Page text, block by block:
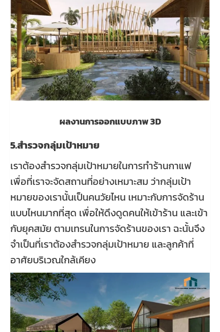
ผลงานการออกแบบภาพ 3D
5.สำรวจกลุ่มเป้าหมาย
เราต้องสำรวจกลุ่มเป้าหมายในการทำร้านกาแฟ
เพื่อที่เราจะจัดสถานที่อย่างเหมาะสม ว่ากลุ่มเป้า
หมายของเรานั้นเป็นคนวัยไหน เหมาะกับการจัดร้าน
แบบไหนมากที่สุด เพื่อให้ดึงดูดคนให้เข้าร้าน และเข้า
กับยุคสมัย ตามเทรนในการจัดร้านของเรา ฉะนั้นจึง
จำเป็นที่เราต้องสำรวจกลุ่มเป้าหมาย และลูกค้าที่
อาศัยบริเวณใกล้เคียง